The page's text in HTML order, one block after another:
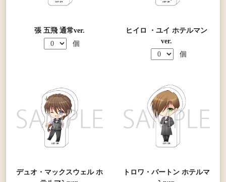
張 五飛 通常ver.
個
ヒイロ ・ユイ ホテルマン
ver.
個
デュオ・マックスウェル ホ
トロワ・バートン ホテルマ